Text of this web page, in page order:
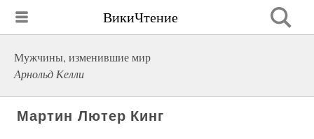
ВикиЧтение
Мужчины, изменившие мир
Арнольд Келли
Мартин Лютер Кинг